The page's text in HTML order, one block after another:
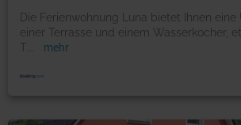
Die Ferienwohnung Luna bietet Ihnen
einer Terrasse und einem Wasserkocher,
T
mehr